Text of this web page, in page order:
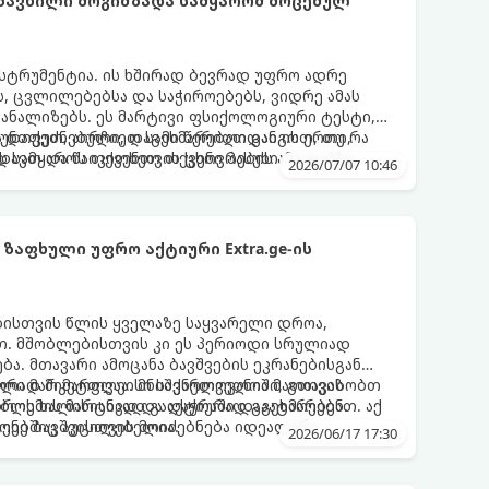
ის ხშირად ბევრად უფრო ადრე
ცვლილებებსა და საჭიროებებს, ვიდრე ამას
ეს მარტივი ფსიქოლოგიური ტესტი,
დაფუძნებული, დაგეხმარებათ გაიგოთ, თუ რა
სამყაროს თქვენთვის ცხოვრების ამ ეტაპზე.
აირჩიეთ სამი წერილიდან ის ერთი,
და წაიკითხეთ თქვენი პასუხი. 2026/07/07 10:46
უფრო აქტიური Extra.ge-ის
წლის ყველაზე საყვარელი დროა,
მშობლებისთვის კი ეს პერიოდი სრულიად
მთავარი ამოცანა ბავშვების ეკრანებისგან
მიმართვაა. მნიშვნელოვანია მათთვის
ხალისიანად და აქტიურად გაატარებენ.
აუცილებელია.
მარკეტფლეისი საქართველოში, გთავაზობთ
მარტივად გადაჭრაში დაგეხმარებათ. აქ
ბავშვისთვის მოიძებნება იდეალური2026/06/17 17:30